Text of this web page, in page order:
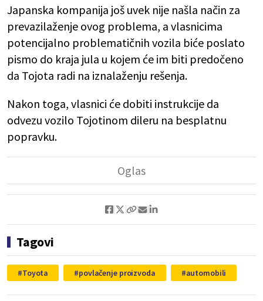
Japanska kompanija još uvek nije našla način za
prevazilaženje ovog problema, a vlasnicima
potencijalno problematičnih vozila biće poslato
pismo do kraja jula u kojem će im biti predočeno
da Tojota radi na iznalaženju rešenja.
Nakon toga, vlasnici će dobiti instrukcije da
odvezu vozilo Tojotinom dileru na besplatnu
popravku.
Tagovi
Toyota povlačenje proizvoda automobili